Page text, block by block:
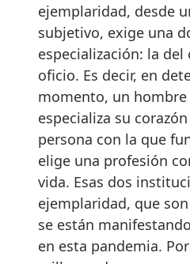
ejemplaridad, desde
subjetivo, exige una
especialización: la del
oficio. Es decir, en
momento, un
especializa su
persona con la que
elige una profesión
vida. Esas dos
ejemplaridad, que
se están
en esta pandemia.